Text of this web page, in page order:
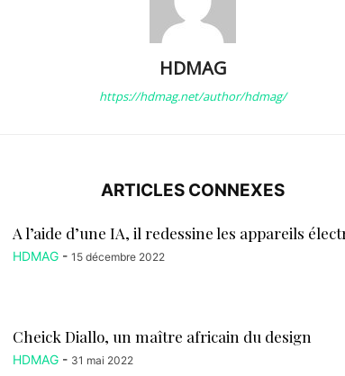
HDMAG
https://hdmag.net/author/hdmag/
ARTICLES CONNEXES
A l’aide d’une IA, il redessine les appareils
HDMAG - 15 décembre 2022
Cheick Diallo, un maître africain du design
HDMAG - 31 mai 2022